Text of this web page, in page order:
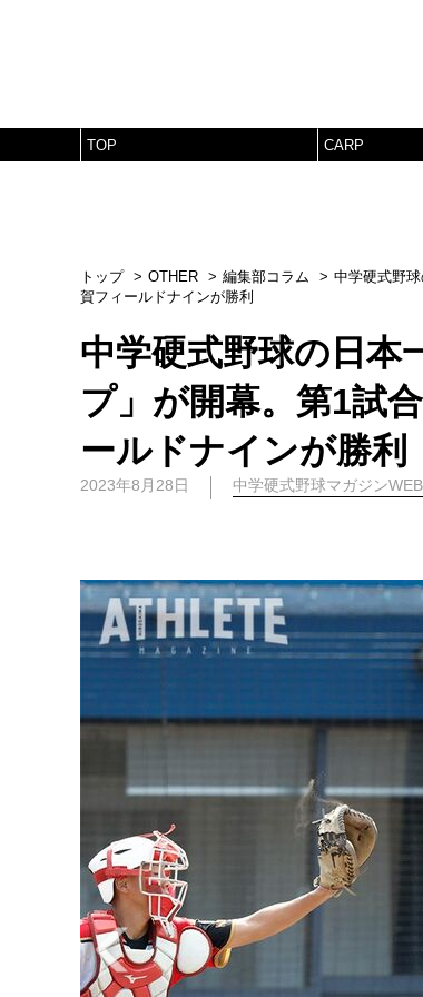
TOP CARP
トップ OTHER 編集部コラム
中学硬式野
賀フィールドナインが勝利
中学硬式野球の日本
プ」が開幕。第1試
ールドナインが勝利
2023年8月28日 中学硬式野球マガジンWEB